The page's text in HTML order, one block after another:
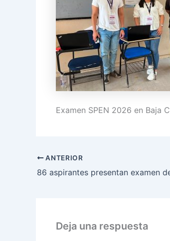
Examen SPEN 2026 en Baja
ANTERIOR
Deja una respuesta